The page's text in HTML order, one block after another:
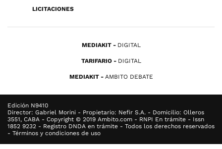
LICITACIONES
MEDIAKIT DIGITAL
TARIFARIO DIGITAL
MEDIAKIT AMBITO DEBATE
Edición N9410
Director: Gabriel Morini - Propietario: Nefir S.A. - Domicilio: Olleros
3551, CABA - Copyright © 2019 Ambito.com - RNPI En trámite - Issn
1852 9232 - Registro DNDA en trámite - Todos los derechos reservados
- Términos y condiciones de uso